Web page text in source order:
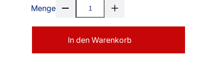
Menge
In den Warenkorb